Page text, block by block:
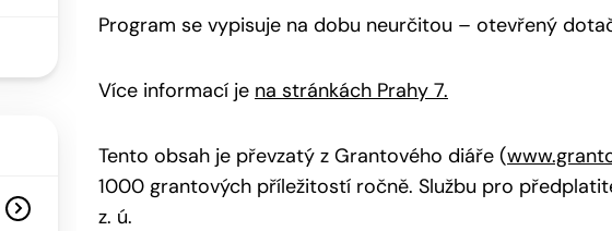
Program se vypisuje na dobu neurčitou – otevřený
Více informací je na stránkách Prahy 7.
Tento obsah je převzatý z Grantového diáře (
1000 grantových příležitostí ročně. Službu pro
z. ú.